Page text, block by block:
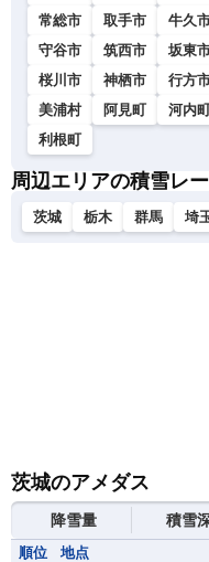
常総市
取手市 牛久
守谷市
筑西市 坂東
桜川市
神栖市 行方
美浦村
阿見町 河内
利根町
周辺エリアの積雪レ
茨城 栃木 群馬 埼
茨城のアメダス
降雪量 積雪
順位 地点